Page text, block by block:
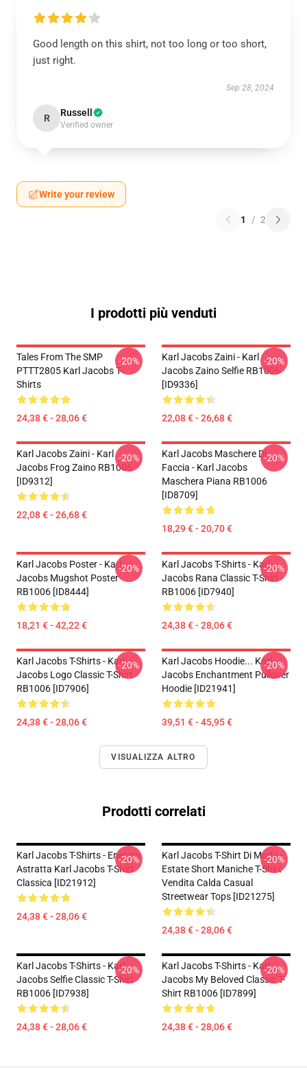
Good length on this shirt, not too long or too short,
just right.
Sep 28, 2024
R Russell
Verified owner
Write your review
1 / 2
I prodotti più venduti
Tales From The SMP
PTTT2805 Karl Jacobs T-
Shirts
24,38 € - 28,06 €
-20%
Karl Jacobs Zaini - Karl
Jacobs Zaino Selfie RB1006
[ID9336]
22,08 € - 26,68 €
-20%
Karl Jacobs Zaini - Karl
Jacobs Frog Zaino RB1006
[ID9312]
22,08 € - 26,68 €
-20%
Karl Jacobs Maschere Di
Faccia - Karl Jacobs
Maschera Piana RB1006
[ID8709]
18,29 € - 20,70 €
-20%
Karl Jacobs Poster - Karl
Jacobs Mugshot Poster
RB1006 [ID8444]
18,21 € - 42,22 €
-20%
Karl Jacobs T-Shirts - Karl
Jacobs Rana Classic T-Shirt
RB1006 [ID7940]
24,38 € - 28,06 €
-20%
Karl Jacobs T-Shirts - Karl
Jacobs Logo Classic T-Shirt
RB1006 [ID7906]
24,38 € - 28,06 €
-20%
Karl Jacobs Hoodie... Karl
Jacobs Enchantment Pullover
Hoodie [ID21941]
39,51 € - 45,95 €
-20%
VISUALIZZA ALTRO
Prodotti correlati
Karl Jacobs T-Shirts - Energia
Astratta Karl Jacobs T-Shirt
Classica [ID21912]
24,38 € - 28,06 €
-20%
Karl Jacobs T-Shirt Di Moda -
Estate Short Maniche T-Shirt
Vendita Calda Casual
Streetwear Tops [ID21275]
24,38 € - 28,06 €
-20%
Karl Jacobs T-Shirts - Karl
Jacobs Selfie Classic T-Shirt
RB1006 [ID7938]
24,38 € - 28,06 €
-20%
Karl Jacobs T-Shirts - Karl
Jacobs My Beloved Classic T-
Shirt RB1006 [ID7899]
24,38 € - 28,06 €
-20%